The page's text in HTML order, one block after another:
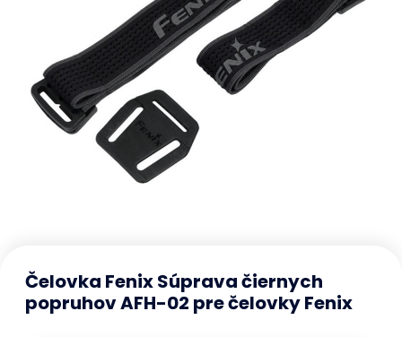
Čelovka Fenix Súprava čiernych
popruhov AFH-02 pre čelovky Fenix